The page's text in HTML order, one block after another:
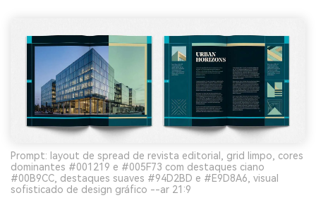
Prompt: layout de spread de revista editorial, grid limpo, cores
dominantes #001219 e #005F73 com destaques ciano
#00B9CC, destaques suaves #94D2BD e #E9D8A6, visual
sofisticado de design gráfico --ar 21:9